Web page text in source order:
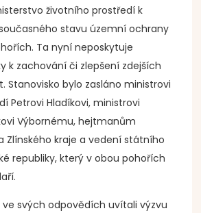
životního prostředí k
stavu územní ochrany
Ta nyní neposkytuje
k zachování či zlepšení zdejších
Stanovisko bylo zasláno ministrovi
Petrovi Hladíkovi, ministrovi
Výbornému, hejtmanům
Zlínského kraje a vedení státního
republiky, který v obou pohořích
svých odpovědích uvítali výzvu